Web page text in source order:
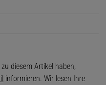
diesem Artikel haben,
informieren. Wir lesen Ihre